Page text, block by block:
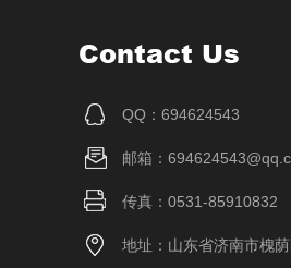
Contact Us
QQ：694624543
邮箱：
传真：0531-85910832
地址：山东省济南市槐